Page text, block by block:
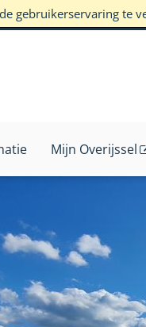
gebruikerservaring te
Mijn Overijssel